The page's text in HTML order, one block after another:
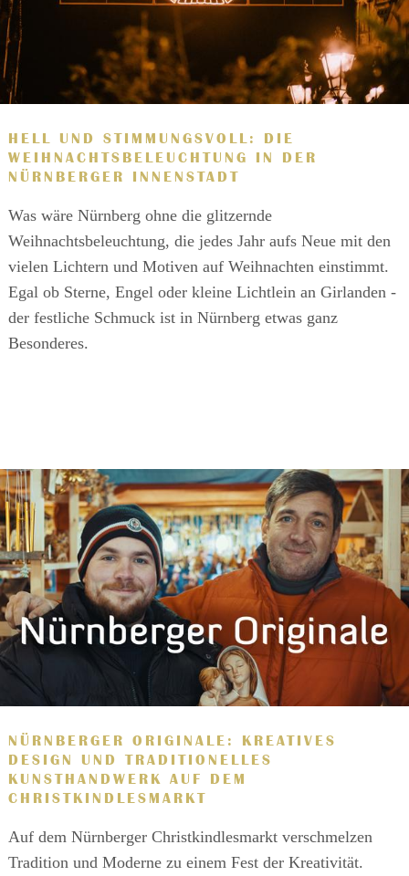
HELL UND STIMMUNGSVOLL: DIE
WEIHNACHTSBELEUCHTUNG IN DER
NÜRNBERGER INNENSTADT
Was wäre Nürnberg ohne die glitzernde
Weihnachtsbeleuchtung, die jedes Jahr aufs Neue mit den
vielen Lichtern und Motiven auf Weihnachten einstimmt.
Egal ob Sterne, Engel oder kleine Lichtlein an Girlanden -
der festliche Schmuck ist in Nürnberg etwas ganz
Besonderes.
NÜRNBERGER ORIGINALE: KREATIVES
DESIGN UND TRADITIONELLES
KUNSTHANDWERK AUF DEM
CHRISTKINDLESMARKT
Auf dem Nürnberger Christkindlesmarkt verschmelzen
Tradition und Moderne zu einem Fest der Kreativität.